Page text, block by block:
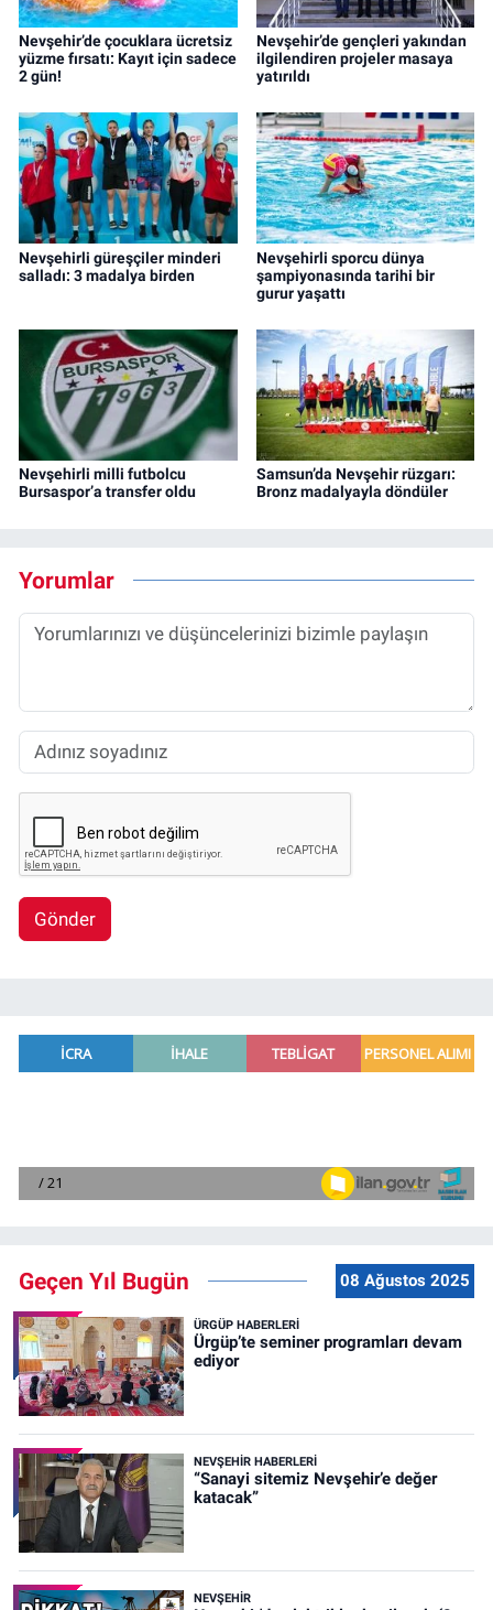
Nevşehir’de çocuklara ücretsiz
yüzme fırsatı: Kayıt için sadece
2 gün!
Nevşehir’de gençleri yakından
ilgilendiren projeler masaya
yatırıldı
Nevşehirli güreşçiler minderi
salladı: 3 madalya birden
Nevşehirli sporcu dünya
şampiyonasında tarihi bir
gurur yaşattı
Nevşehirli milli futbolcu
Bursaspor’a transfer oldu
Samsun’da Nevşehir rüzgarı:
Bronz madalyayla döndüler
Yorumlar
Gönder
Geçen Yıl Bugün 08 Ağustos 2025
ÜRGÜP HABERLERI
Ürgüp’te seminer programları devam
ediyor
NEVŞEHIR HABERLERI
“Sanayi sitemiz Nevşehir’e değer
katacak”
NEVŞEHIR